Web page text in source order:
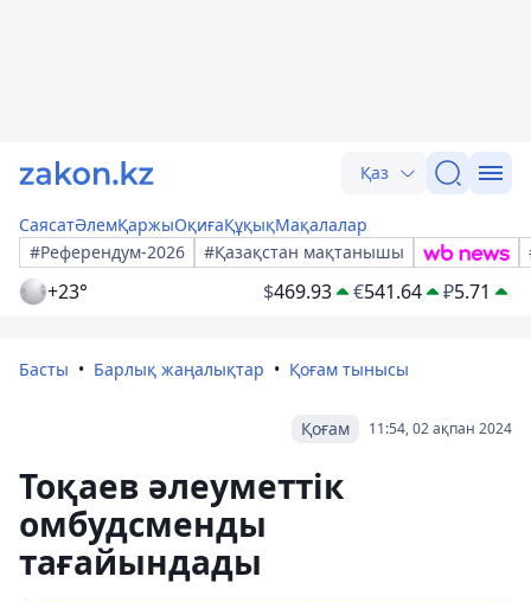
Қаз
СаясатӘлемҚаржыОқиғаҚұқықМақалалар
#Референдум-2026
#Қазақстан мақтанышы
+23° $469.93 €541.64 ₽5.71
Басты Барлық жаңалықтар Қоғам тынысы
11:54, 02 ақпан 2024
Қоғам
Тоқаев әлеуметтік
омбудсменды
тағайындады